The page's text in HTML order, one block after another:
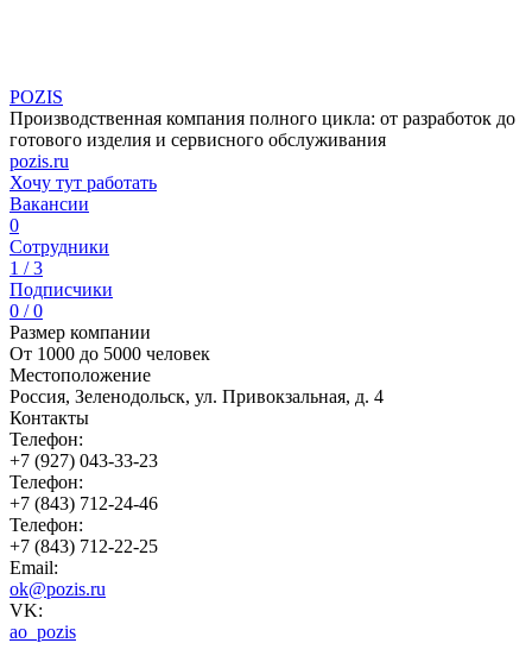
POZIS
Производственная компания полного цикла: от разработок до
готового изделия и сервисного обслуживания
pozis.ru
Хочу тут работать
Вакансии
0
Сотрудники
1 / 3
Подписчики
0 / 0
Размер компании
От 1000 до 5000 человек
Местоположение
Россия, Зеленодольск, ул. Привокзальная, д. 4
Контакты
Телефон:
+7 (927) 043-33-23
Телефон:
+7 (843) 712-24-46
Телефон:
+7 (843) 712-22-25
Email:
ok@pozis.ru
VK:
ao_pozis